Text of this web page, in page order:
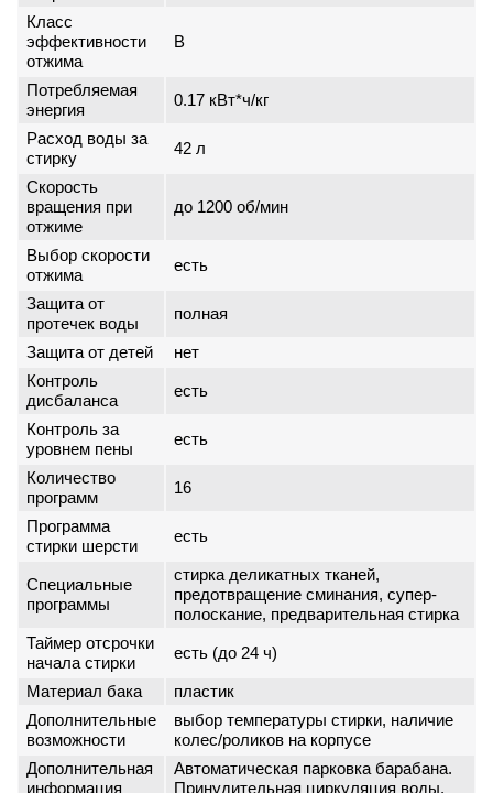
Класс
эффективности
отжима
B
Потребляемая
энергия
0.17 кВт*ч/кг
Расход воды за
стирку
42 л
Скорость
вращения при
отжиме
до 1200 об/мин
Выбор скорости
отжима
есть
Защита от
протечек воды
полная
Защита от детей
нет
Контроль
дисбаланса
есть
Контроль за
уровнем пены
есть
Количество
программ
16
Программа
стирки шерсти
есть
Специальные
программы
стирка деликатных тканей,
предотвращение сминания, супер-
полоскание, предварительная стирка
Таймер отсрочки
начала стирки
есть (до 24 ч)
Материал бака
пластик
Дополнительные
возможности
выбор температуры стирки, наличие
колес/роликов на корпусе
Дополнительная
информация
Автоматическая парковка барабана.
Принудительная циркуляция воды.